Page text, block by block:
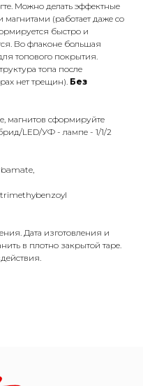
Можно делать эффектные
(работает даже со
быстро и
Во флаконе большая
топового покрытия.
топа после
нет трещин). Без
магнитов сформируйте
LED/УФ - лампе - 1/1/2
trimethybenzoyl
Дата изготовления и
в плотно закрытой таре.